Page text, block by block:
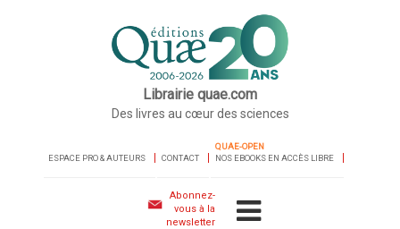
Librairie quae.com
Des livres au cœur des sciences
ESPACE PRO & AUTEURS CONTACT
QUAE-OPEN
NOS EBOOKS EN ACCÈS LIBRE
Abonnez-
vous à la
newsletter